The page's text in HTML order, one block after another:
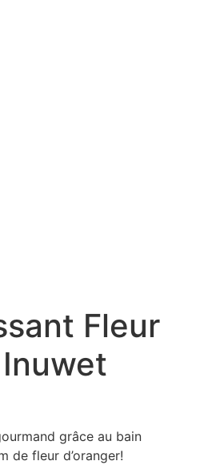
Fleur
Inuwet
grâce au bain
de fleur d’oranger!